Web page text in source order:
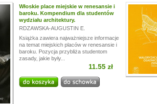
wakacyjną, w dniach od13.07. do
z opóźnieniem.
Włoskie place miejskie w renesansie i
baroku. Kompendium dla studentów
wydziału architektury.
RDZAWSKA-AUGUSTIN E.
Książka zawiera najważniejsze informacje
na temat miejskich placów w renesansie i
baroku. Pozycja przybliża studentom
zasady, jakie były...
11.55 zł